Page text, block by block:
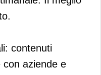
contenuti
con aziende e